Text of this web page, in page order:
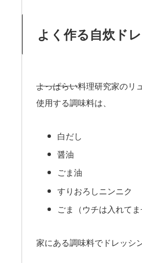
よく作る自炊ド
よっぱらい料理研究家のリ
使用する調味料は、
白だし
醤油
ごま油
すりおろしニンニク
ごま（ウチは入れてま
家にある調味料でドレッシ